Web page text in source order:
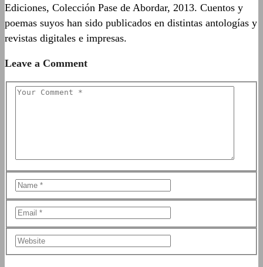
Ediciones, Colección Pase de Abordar, 2013. Cuentos y
poemas suyos han sido publicados en distintas antologías y
revistas digitales e impresas.
Leave a Comment